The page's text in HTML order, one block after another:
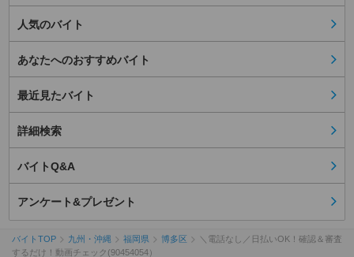
人気のバイト
あなたへのおすすめバイト
最近見たバイト
詳細検索
バイトQ&A
アンケート&プレゼント
バイトTOP 九州・沖縄 福岡県 博多区
＼電話なし／日払いOK！確認＆審査
するだけ！動画チェック(90454054）